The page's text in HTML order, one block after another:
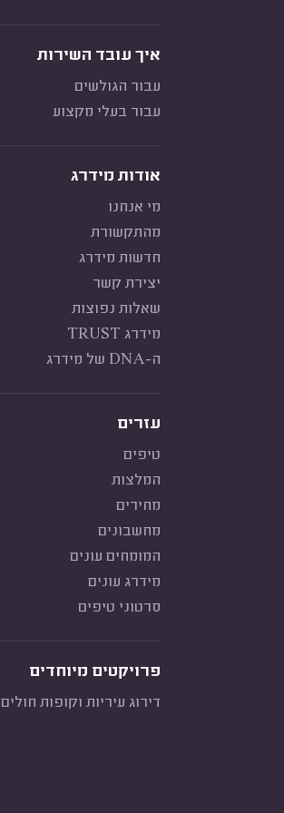
איך עובד השירות
עבור הגולשים
עבור בעלי מקצוע
אודות מידרג
מי אנחנו
מהתקשורת
חדשות מידרג
יצירת קשר
שאלות נפוצות
מידרג TRUST
ה-DNA של מידרג
עזרים
טיפים
המלצות
מחירים
מחשבונים
המומחים עונים
מידרג עונים
סרטוני טיפים
פרויקטים מיוחדים
דירוג עיריות וקופות חולים